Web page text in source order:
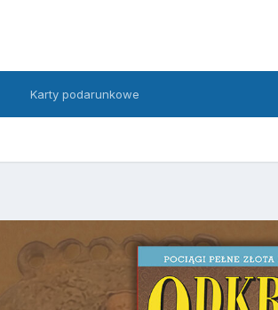
Karty podarunkowe